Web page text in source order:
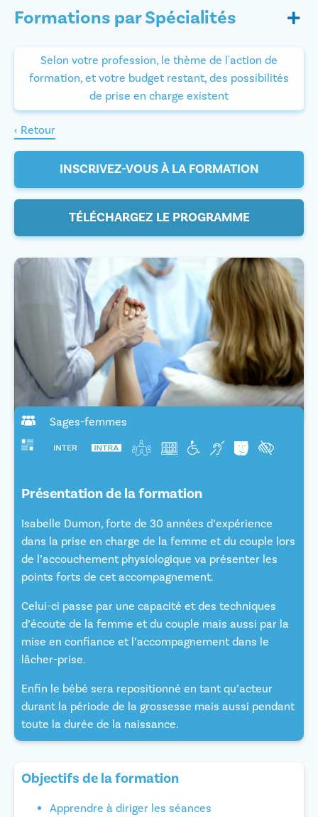
Formations par Spécialités
Selon votre profession, le thème de l'action de
formation, et votre budget restant, des possibilités
de prise en charge existent
‹ Retour
INSCRIVEZ-VOUS À LA FORMATION
TÉLÉCHARGEZ LE PROGRAMME
Sages-femmes
Présentation de la formation
Isabelle Dumon, forte de 30 années d’expérience
dans la prise en charge de la femme et du couple lors
de l’accouchement physiologique va présenter les
points forts de cet accompagnement.
Celui-ci passe par une capacité et des techniques
d’écoute de la femme et du couple mais aussi par la
mise en confiance et l’accompagnement dans le
lâcher-prise.
Enfin le bébé sera repositionné en tant qu’acteur
durant la période de la grossesse mais aussi pendant
toute la durée de la naissance.
Objectifs de la formation
Apprendre à diriger les séances